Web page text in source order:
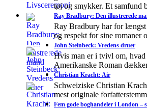
tøj og smykker. Et samfund
Ray Bradbury: Den illustrerede
Ray Bradbury har for
og respekt for sine
John Steinbeck: Vredens druer
Hvis man er i tvivl om, hvad
Amerikanske Roman
Christian Kracht: Air
Schweiziske Christian
mest originale
Fem gode boghandeler i London –